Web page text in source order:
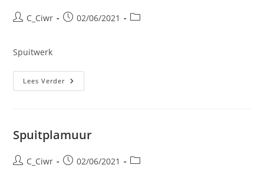
BerichtC_Ciwr
Bericht02/06/2021 Berichtcategorie:
Spuitwerk
Lees VerderSpuitwerk
Spuitplamuur
BerichtC_Ciwr
Bericht02/06/2021 Berichtcategorie: